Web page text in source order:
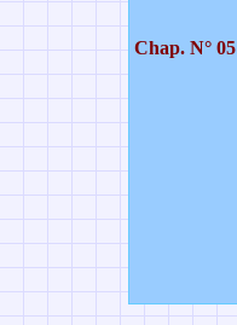
Chap. N° 05